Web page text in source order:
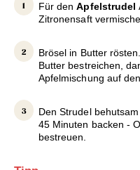
Für denApfelstrudel
Zitronensaft
Brösel in Butter
Butter bestreichen,
Apfelmischung auf
Den Strudel
45 Minuten backen -
bestreuen.